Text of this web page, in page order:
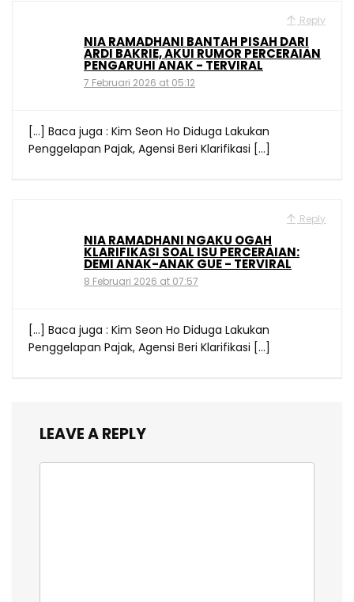
Reply
NIA RAMADHANI BANTAH PISAH DARI
ARDI BAKRIE, AKUI RUMOR PERCERAIAN
PENGARUHI ANAK - TERVIRAL
7 Februari 2026 at 05:12
[…] Baca juga : Kim Seon Ho Diduga Lakukan
Penggelapan Pajak, Agensi Beri Klarifikasi […]
Reply
NIA RAMADHANI NGAKU OGAH
KLARIFIKASI SOAL ISU PERCERAIAN:
DEMI ANAK-ANAK GUE - TERVIRAL
8 Februari 2026 at 07:57
[…] Baca juga : Kim Seon Ho Diduga Lakukan
Penggelapan Pajak, Agensi Beri Klarifikasi […]
LEAVE A REPLY